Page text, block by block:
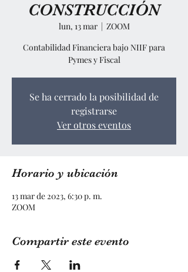
CONSTRUCCIÓN
lun, 13 mar
  |
ZOOM
Contabilidad Financiera bajo NIIF para
Pymes y Fiscal
Se ha cerrado la posibilidad de
registrarse
Ver otros eventos
Horario y ubicación
13 mar de 2023, 6:30 p. m.
ZOOM
Compartir este evento